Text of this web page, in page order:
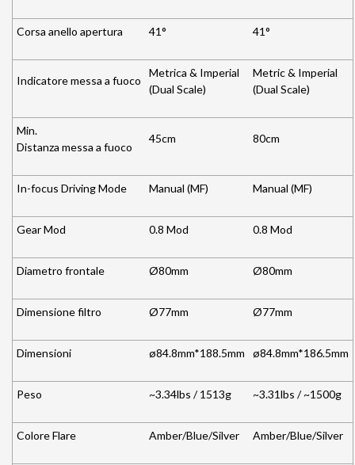
Corsa anello apertura 41° 41°
Indicatore messa a fuoco
Metrica & Imperial
(Dual Scale)
Metric & Imperial
(Dual Scale)
Min.
Distanza messa a fuoco
45cm 80cm
In-focus Driving Mode Manual (MF) Manual (MF)
Gear Mod 0.8 Mod 0.8 Mod
Diametro frontale Ø80mm Ø80mm
Dimensione filtro Ø77mm Ø77mm
Dimensioni ø84.8mm*188.5mm ø84.8mm*186.5mm
Peso ~3.34lbs / 1513g ~3.31lbs / ~1500g
Colore Flare Amber/Blue/Silver Amber/Blue/Silver